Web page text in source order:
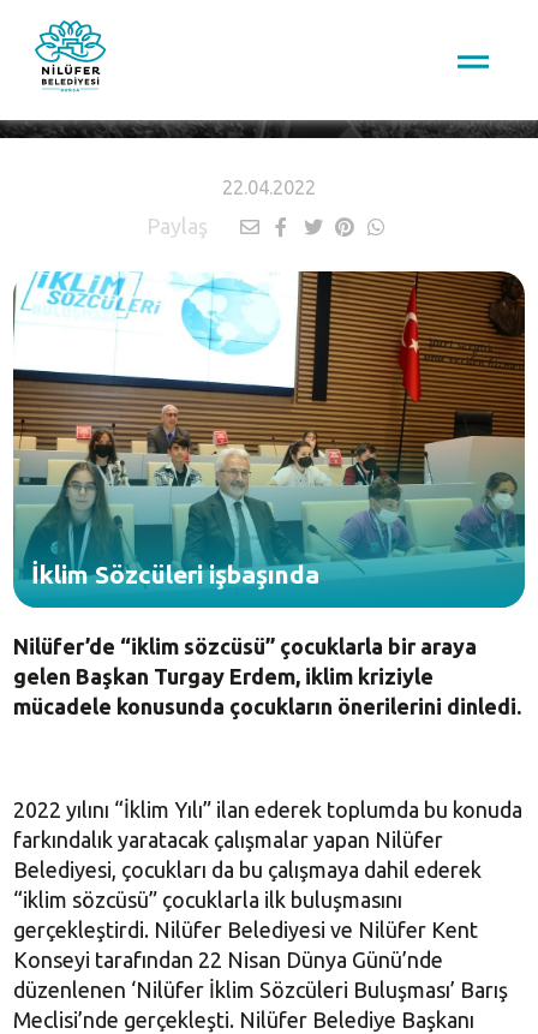
22.04.2022
Paylaş
İklim Sözcüleri işbaşında
Nilüfer’de “iklim sözcüsü” çocuklarla bir araya
gelen Başkan Turgay Erdem, iklim kriziyle
mücadele konusunda çocukların önerilerini dinledi.
2022 yılını “İklim Yılı” ilan ederek toplumda bu konuda
farkındalık yaratacak çalışmalar yapan Nilüfer
Belediyesi, çocukları da bu çalışmaya dahil ederek
“iklim sözcüsü” çocuklarla ilk buluşmasını
gerçekleştirdi. Nilüfer Belediyesi ve Nilüfer Kent
Konseyi tarafından 22 Nisan Dünya Günü’nde
düzenlenen ‘Nilüfer İklim Sözcüleri Buluşması’ Barış
Meclisi’nde gerçekleşti. Nilüfer Belediye Başkanı